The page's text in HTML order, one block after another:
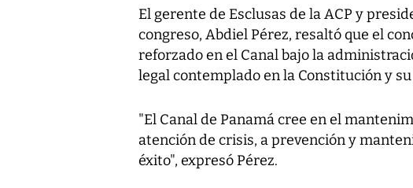
El gerente de Esclusas de la ACP y
congreso, Abdiel Pérez, resaltó que el
reforzado en el Canal bajo la
legal contemplado en la Constitución y
"El Canal de Panamá cree en el
atención de crisis, a prevención y
éxito", expresó Pérez.